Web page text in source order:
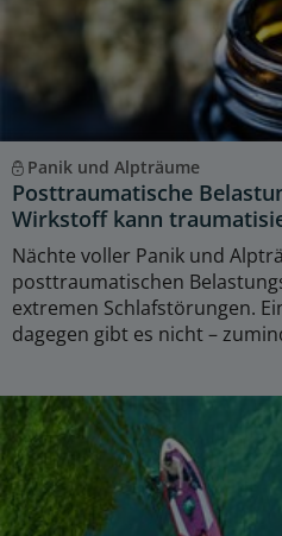
Panik und Alpträume
Posttraumatische
Wirkstoff kann
Nächte voller Panik und
posttraumatischen
extremen Schlafstörungen.
dagegen gibt es nicht –